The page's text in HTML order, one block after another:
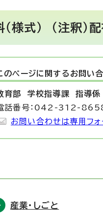
様式） （注釈）
のページに関する お問い
育部 学校指導課 指導係
話番号：042-312-
お問い合わせは専用フォ
産業・しごと